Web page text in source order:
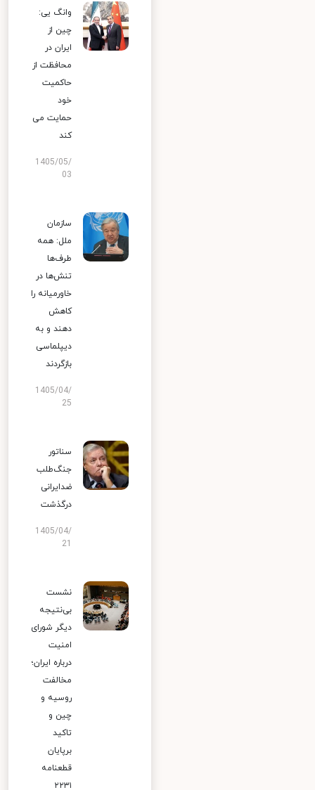
وانگ یی:
چین از
ایران در
محافظت از
حاکمیت
خود
حمایت می
کند
1405/05/
03
سازمان
ملل: همه
طرف‌ها
تنش‌ها در
خاورمیانه را
کاهش
دهند و به
دیپلماسی
بازگردند
1405/04/
25
سناتور
جنگ‌طلب
ضدایرانی
درگذشت
1405/04/
نشست
بی‌نتیجه
دیگر شورای
امنیت
درباره ایران؛
مخالفت
روسیه و
چین و
تاکید
برپایان
قطعنامه
۲۲۳۱